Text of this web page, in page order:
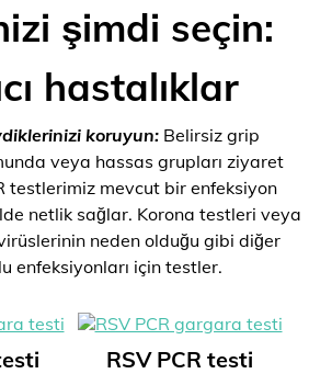
şimdi seçin:
hastalıklar
koruyun:Belirsiz grip
veya hassas grupları ziyaret
testlerimiz mevcut bir enfeksiyon
netlik sağlar. Korona testleri veya
neden olduğu gibi diğer
enfeksiyonları için testler.
RSV PCR testi